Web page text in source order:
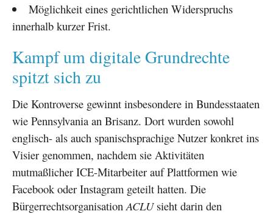
Möglichkeit eines gerichtlichen Widerspruchs
innerhalb kurzer Frist.
Kampf um digitale Grundrechte
spitzt sich zu
Die Kontroverse gewinnt insbesondere in Bundesstaaten
wie Pennsylvania an Brisanz. Dort wurden sowohl
englisch- als auch spanischsprachige Nutzer konkret ins
Visier genommen, nachdem sie Aktivitäten
mutmaßlicher ICE-Mitarbeiter auf Plattformen wie
Facebook oder Instagram geteilt hatten. Die
Bürgerrechtsorganisation ACLUsieht darin den